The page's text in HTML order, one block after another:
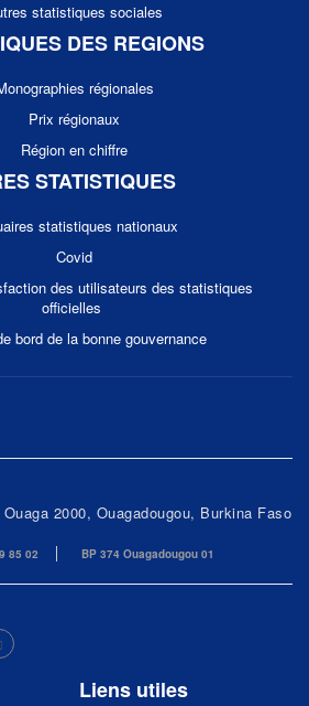
statistiques sociales
DES REGIONS
régionales
Prix régionaux
Région en chiffre
STATISTIQUES
statistiques nationaux
Covid
des utilisateurs des statistiques
officielles
bord de la bonne gouvernance
2000, Ouagadougou, Burkina Faso
85 02 BP 374 Ouagadougou 01
Liens utiles